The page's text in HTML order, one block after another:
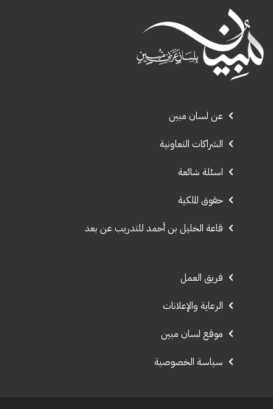
عن لسان مبين
الشراكات التعاونية
اسئلة شائعة
حقوق الملكية
قاعة الخليل بن أحمد للتدريب عن بعد
فريق العمل
الرعاية والإعلانات
موقع لسان مبين
سياسة الخصوصية